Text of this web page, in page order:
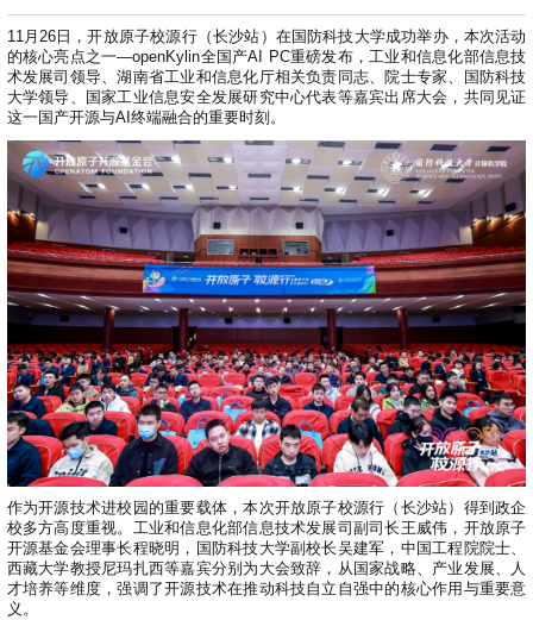
n
2
.
0
S
P
2
（
x
8
）
o
p
e
n
K
y
l
i
n
3
.
0
A
l
生
发
行
版
技
术
衍
生
发
行
版
资
源
镜
像
站
应
用
镜
像
下
载
社
区
架
构
数
字
看
板
社
区
案
例
集
国
际
排
名
行
为
守
则
品
流
社
区
论
坛
邮
件
列
表
社
区
交
流
>
社
区
组
织
S
I
G
中
心
社
区
会
员
高
校
专
区
用
户
组
>
贡
献
成
长
C
L
A
签
署
社
区
实
习
翻
译
新
闻
动
态
社
区
月
刊
活
动
日
历
>
社
区
活
动
会
员
沙
龙
高
校
沙
龙
开
发
者
大
赛
/
活
动
版
本
>
品
牌
赛
事
研
究
生
大
赛
麒
麟
杯
大
赛
文
档
征
>
行
大
会
开
发
者
大
会
往
届
大
习
资
源
在
线
课
程
文
中
心
>
人
才
认
证
社
区
人
才
认
证
发
>
开
发
规
范
开
发
/
打
包
规
范
>
开
发
平
台
件
包
编
译
平
台
发
行
构
建
平
代
码
资
源
代
码
托
管
平
台
>
支
持
>
技
术
支
持
兼
容
配
常
见
问
题
>
协
与
声
明
软
件
上
架
协
议
贡
11月26日，开放原子校源行（长沙站）在国防科技大学成功举办，本次活动
的核心亮点之一—openKylin全国产AI PC重磅发布，工业和信息化部信息技
术发展司领导、湖南省工业和信息化厅相关负责同志、院士专家、国防科技
大学领导、国家工业信息安全发展研究中心代表等嘉宾出席大会，共同见证
这一国产开源与AI终端融合的重要时刻。
作为开源技术进校园的重要载体，本次开放原子校源行（长沙站）得到政企
校多方高度重视。工业和信息化部信息技术发展司副司长王威伟，开放原子
开源基金会理事长程晓明，国防科技大学副校长吴建军，中国工程院院士、
西藏大学教授尼玛扎西等嘉宾分别为大会致辞，从国家战略、产业发展、人
才培养等维度，强调了开源技术在推动科技自立自强中的核心作用与重要意
义。